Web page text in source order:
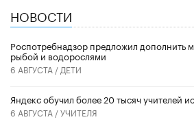
НОВОСТИ
Роспотребнадзор предложил дополнить
рыбой и водорослями
6 АВГУСТА / ДЕТИ
​Яндекс обучил более 20 тысяч учителей
6 АВГУСТА /УЧИТЕЛЯ